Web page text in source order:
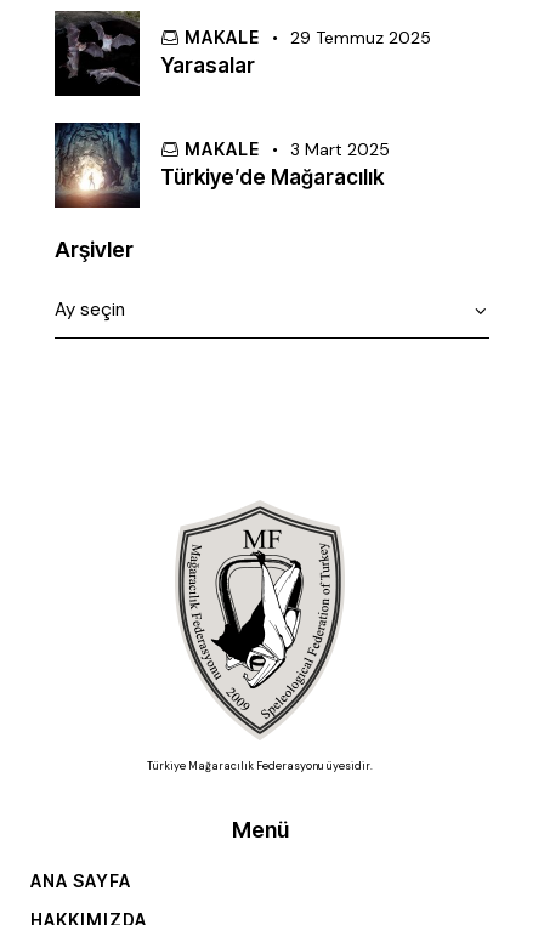
MAKALE 29 Temmuz 2025
Yarasalar
MAKALE 3 Mart 2025
Türkiye’de Mağaracılık
Arşivler
Türkiye Mağaracılık Federasyonu üyesidir.
Menü
ANA SAYFA
HAKKIMIZDA